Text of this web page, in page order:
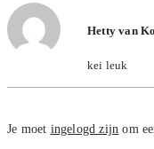
Hetty van
kei leuk
Je moet ingelogd zijn om